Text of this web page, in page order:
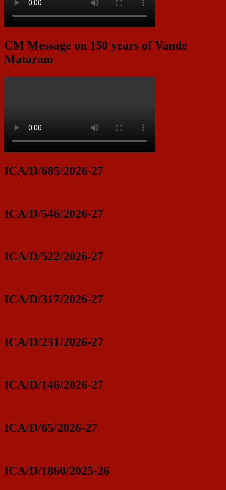
CM Message on 150 years of Vande
Mataram
ICA/D/685/2026-27
ICA/D/546/2026-27
ICA/D/522/2026-27
ICA/D/317/2026-27
ICA/D/231/2026-27
ICA/D/146/2026-27
ICA/D/65/2026-27
ICA/D/1860/2025-26